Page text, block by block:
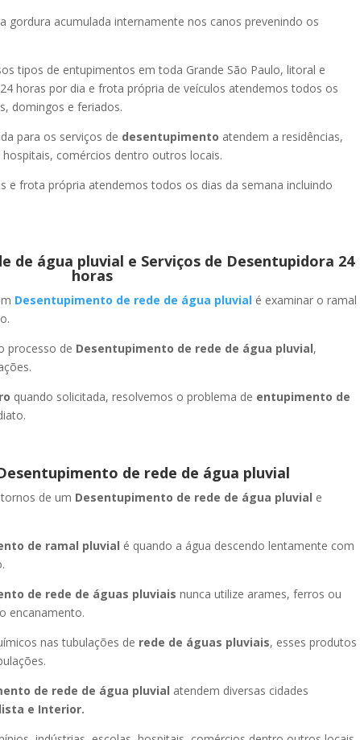
gordura acumulada internamente nos canos prevenindo os
tipos de entupimentos em toda Grande São Paulo, litoral e
horas por dia e frota própria de veículos atendemos todos os
domingos e feriados.
para os serviços de desentupimento atendem a residências,
comércios dentro outros locais.
e frota própria atendemos todos os dias da semana incluindo
de água pluvial e Serviços de Desentupidora 24
horas
Desentupimento de rede de água pluvialé examinar o ramal
processo de Desentupimento de rede de água pluvial,
quando solicitada, resolvemos o problema de entupimento de
de rede de água pluvial
de um Desentupimento de rede de água pluvial e
de ramal pluvial é quando a água descendo lentamente com
de rede de águas pluviais nunca utilize arames, ferros ou
encanamento.
nas tubulações de rede de águas pluviais, esses produtos
de rede de água pluvial atendem diversas cidades
e Interior.